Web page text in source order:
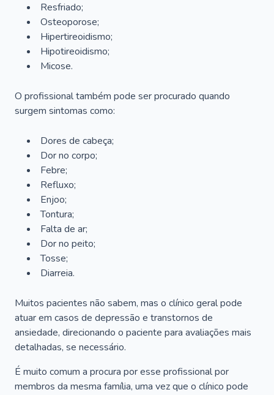
Resfriado;
Osteoporose;
Hipertireoidismo;
Hipotireoidismo;
Micose.
O profissional também pode ser procurado quando
surgem sintomas como:
Dores de cabeça;
Dor no corpo;
Febre;
Refluxo;
Enjoo;
Tontura;
Falta de ar;
Dor no peito;
Tosse;
Diarreia.
Muitos pacientes não sabem, mas o clínico geral pode
atuar em casos de depressão e transtornos de
ansiedade, direcionando o paciente para avaliações mais
detalhadas, se necessário.
É muito comum a procura por esse profissional por
membros da mesma família, uma vez que o clínico pode